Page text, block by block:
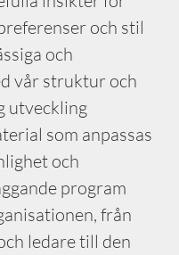
och stil
och
vår struktur och
utveckling
som anpassas
och
program
från
ledare till den